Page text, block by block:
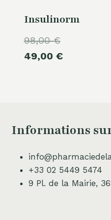
Insulinorm
98,00€Le
prix
49,00 €Le
Informations
+33 02 5449 5474
9 Pl. de la Mairie,